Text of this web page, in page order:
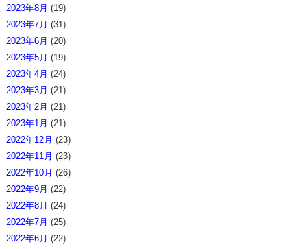
2023年8月 (19)
2023年7月 (31)
2023年6月 (20)
2023年5月 (19)
2023年4月 (24)
2023年3月 (21)
2023年2月 (21)
2023年1月 (21)
2022年12月 (23)
2022年11月 (23)
2022年10月 (26)
2022年9月 (22)
2022年8月 (24)
2022年7月 (25)
2022年6月 (22)